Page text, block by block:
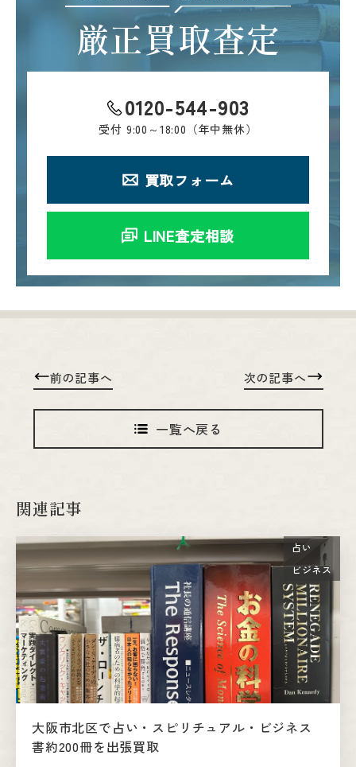
厳正買取査定
0120-544-903
受付 9:00～18:00（年中無休）
買取フォーム
LINE査定相談
前の記事へ
一覧へ戻る
次の記事へ
関連記事
占い
ビジネス
大阪市北区で占い・スピリチュアル・ビジネス
書約200冊を出張買取